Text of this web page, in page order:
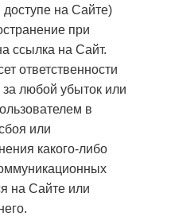
на Сайте)
при
ссылка на Сайт.
ответственности
любой убыток или
в
или
какого-либо
на Сайте или